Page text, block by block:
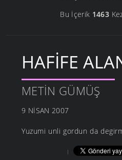
Bu İçerik 1463
HAFIFE
METIN GÜMÜŞ
9 NISAN 2007
Yuzumi unli gordun da